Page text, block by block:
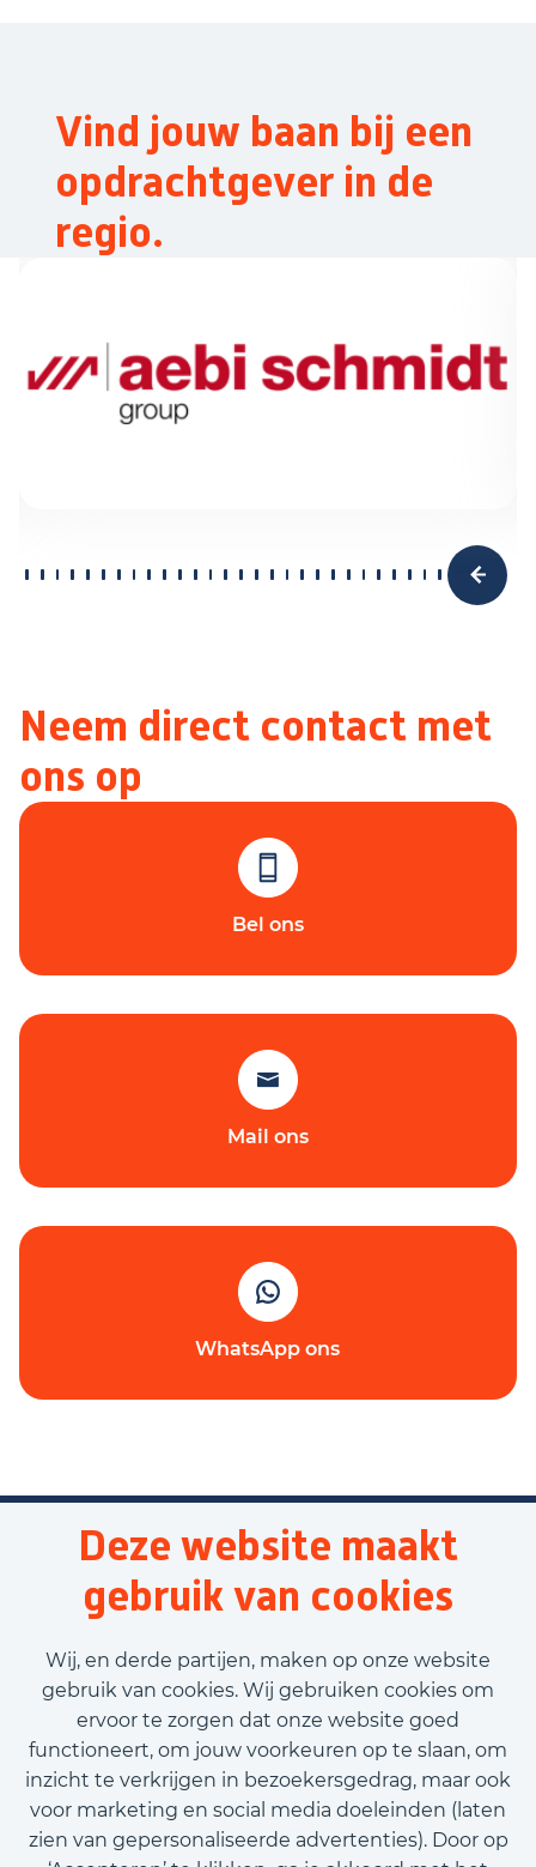
Deze website maakt
gebruik van cookies
Wij, en derde partijen, maken op onze website
gebruik van cookies. Wij gebruiken cookies om
ervoor te zorgen dat onze website goed
functioneert, om jouw voorkeuren op te slaan, om
inzicht te verkrijgen in bezoekersgedrag, maar ook
voor marketing en social media doeleinden (laten
zien van gepersonaliseerde advertenties). Door op
Vind jouw baan bij een
opdrachtgever in de
regio.
Neem direct contact met
ons op
Bel ons
Mail ons
WhatsApp ons